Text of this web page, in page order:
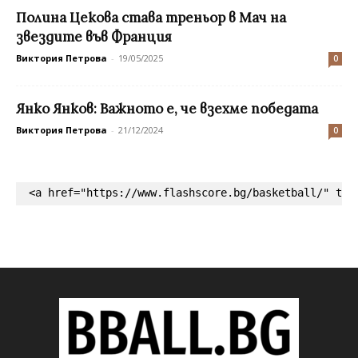
Полина Цекова става треньор в Мач на
звездите във Франция
Виктория Петрова - 19/05/2025 0
Янко Янков: Важното е, че взехме победата
Виктория Петрова - 21/12/2024 0
<a href="https://www.flashscore.bg/basketball/"